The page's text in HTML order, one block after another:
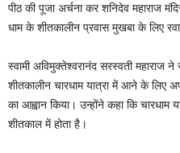
पीठ की पूजा अर्चना कर शनिदेव महाराज
धाम के शीतकालीन प्रवास मुखबा के लिए
स्वामी अविमुक्तेश्वरानंद सरस्वती महाराज
शीतकालीन चारधाम यात्रा में आने के लिए
का आह्वान किया। उन्होंने कहा कि
शीतकाल में होता है।